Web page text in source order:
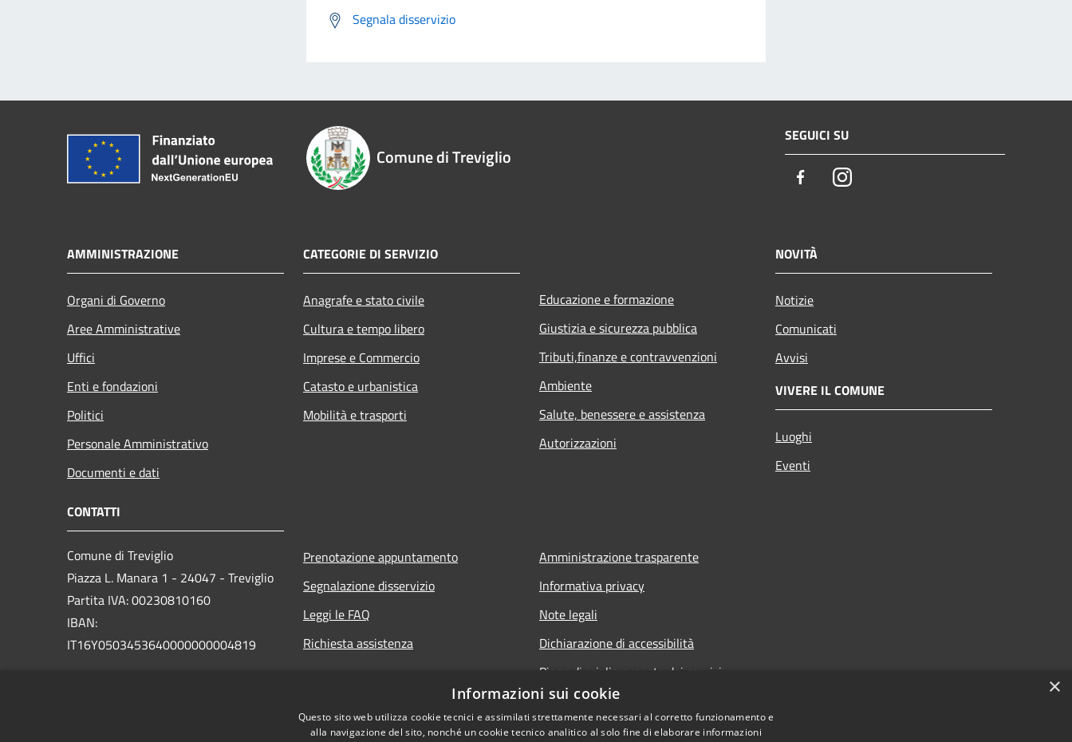
Segnala disservizio
Comune di Treviglio
SEGUICI SU
FacebookInstagram
AMMINISTRAZIONE
Organi di Governo
Aree Amministrative
Uffici
Enti e fondazioni
Politici
Personale Amministrativo
Documenti e dati
CATEGORIE DI SERVIZIO
Anagrafe e stato civile
Cultura e tempo libero
Imprese e Commercio
Catasto e urbanistica
Mobilità e trasporti
Educazione e formazione
Giustizia e sicurezza pubblica
Tributi,finanze e contravvenzioni
Ambiente
Salute, benessere e assistenza
Autorizzazioni
NOVITÀ
Notizie
Comunicati
Avvisi
VIVERE IL COMUNE
Luoghi
Eventi
CONTATTI
Comune di Treviglio
Piazza L. Manara 1 - 24047 - Treviglio
Partita IVA: 00230810160
IBAN:
IT16Y0503453640000000004819
Prenotazione appuntamento
Segnalazione disservizio
Leggi le FAQ
Richiesta assistenza
Amministrazione trasparente
Informativa privacy
Note legali
Dichiarazione di accessibilità
Piano di miglioramento dei servizi
×
Informazioni sui cookie
Questo sito web utilizza cookie tecnici e assimilati strettamente necessari al corretto funzionamento e
alla navigazione del sito, nonché un cookie tecnico analitico al solo fine di elaborare informazioni